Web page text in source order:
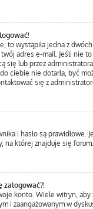
wystąpiła jedna z
adres e-mail. Jeśli
lub przez
nie dotarła, być
się z
i hasło są
której znajduje się
zalogować?!
konto. Wiele witryn,
i zaangażowanym w